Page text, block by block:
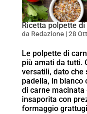
Ricetta polpette di
da Redazione |28
Le polpette di
più amati da tutti.
versatili, dato che
padella, in bianco
di carne macinata
insaporita con
formaggio